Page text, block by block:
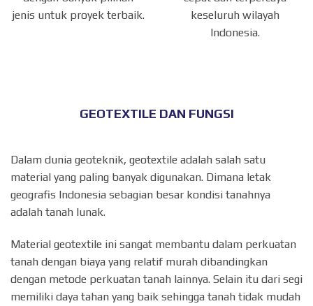
jenis untuk proyek terbaik.
keseluruh wilayah
Indonesia.
GEOTEXTILE DAN FUNGSI
Dalam dunia geoteknik, geotextile adalah salah satu
material yang paling banyak digunakan. Dimana letak
geografis Indonesia sebagian besar kondisi tanahnya
adalah tanah lunak.
Material geotextile ini sangat membantu dalam perkuatan
tanah dengan biaya yang relatif murah dibandingkan
dengan metode perkuatan tanah lainnya. Selain itu dari segi
memiliki daya tahan yang baik sehingga tanah tidak mudah